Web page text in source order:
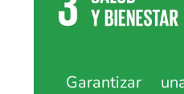
Garantizar